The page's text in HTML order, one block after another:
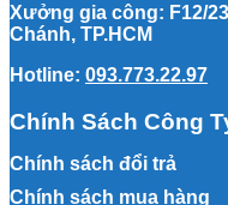
Xưởng gia công: F12/
Chánh, TP.HCM
Hotline: 093.773.22.97
Chính Sách Công
Chính sách đổi trả
Chính sách mua hàng